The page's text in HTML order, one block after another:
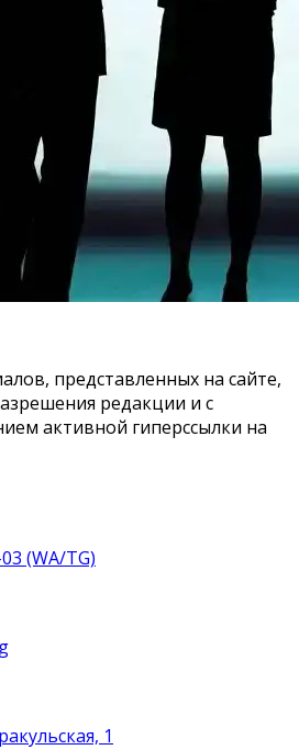
представленных на сайте,
редакции и с
активной гиперссылки на
(WA/TG)
1